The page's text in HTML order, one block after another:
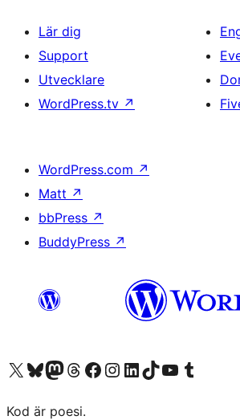
Lär dig
Support
Utvecklare
WordPress.tv ↗
WordPress.com ↗
Matt ↗
bbPress ↗
BuddyPress ↗
Besök vår X-konto (f.d. Twitter)
Besök vårt Bluesky-konto
Besök vårt Mastodon-konto
Besök vårt Thread-konto
Besök vår Facebook-sidaBesök vårt Instagram-konto
Besök vårt LinkedIn-konto
Besök vårt TikTok-konto
Besök vår YouTube-kanalBesök vårt Tumblr-konto
Kod är poesi.